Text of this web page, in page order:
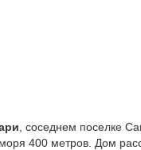
, соседнем поселке
400 метров. Дом